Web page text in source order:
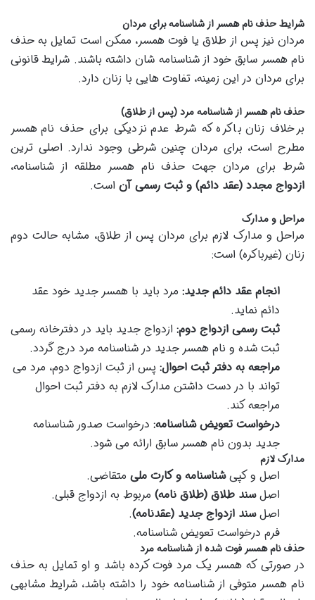
شرایط حذف نام همسر از شناسنامه برای مردان
مردان نیز پس از طلاق یا فوت همسر، ممکن است تمایل به حذف
نام همسر سابق خود از شناسنامه شان داشته باشند. شرایط قانونی
برای مردان در این زمینه، تفاوت هایی با زنان دارد.
حذف نام همسر از شناسنامه مرد (پس از طلاق)
برخلاف زنان باکره که شرط عدم نزدیکی برای حذف نام همسر
مطرح است، برای مردان چنین شرطی وجود ندارد. اصلی ترین
شرط برای مردان جهت حذف نام همسر مطلقه از شناسنامه،
ازدواج مجدد (عقد دائم) و ثبت رسمی آن است.
مراحل و مدارک
مراحل و مدارک لازم برای مردان پس از طلاق، مشابه حالت دوم
زنان (غیرباکره) است:
انجام عقد دائم جدید: مرد باید با همسر جدید خود عقد
دائم نماید.
ثبت رسمی ازدواج دوم: ازدواج جدید باید در دفترخانه رسمی
ثبت شده و نام همسر جدید در شناسنامه مرد درج گردد.
مراجعه به دفتر ثبت احوال: پس از ثبت ازدواج دوم، مرد می
تواند با در دست داشتن مدارک لازم به دفتر ثبت احوال
مراجعه کند.
درخواست تعویض شناسنامه: درخواست صدور شناسنامه
جدید بدون نام همسر سابق ارائه می شود.
مدارک لازم
اصل و کپیشناسنامه و کارت ملی متقاضی.
اصلسند طلاق (طلاق نامه) مربوط به ازدواج قبلی.
اصلسند ازدواج جدید (عقدنامه).
فرم درخواست تعویض شناسنامه.
حذف نام همسر فوت شده از شناسنامه مرد
در صورتی که همسر یک مرد فوت کرده باشد و او تمایل به حذف
نام همسر متوفی از شناسنامه خود را داشته باشد، شرایط مشابهی